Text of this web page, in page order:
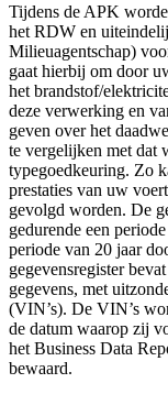
Tijdens de APK
het RDW en
Milieuagentschap)
gaat hierbij om door
het brandstof/
deze verwerking en
geven over het
te vergelijken met dat
typegoedkeuring. Zo
prestaties van uw
gevolgd worden. De
gedurende een
periode van 20 jaar
gegevensregister
gegevens, met
(VIN’s). De VIN’s
de datum waarop zij
het Business Data
bewaard.